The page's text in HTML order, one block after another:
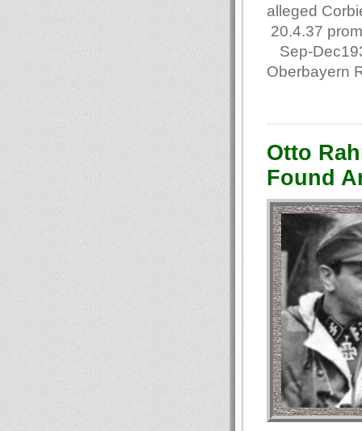
alleged
20.4.37
Sep-
Oberbayern
Otto
Found